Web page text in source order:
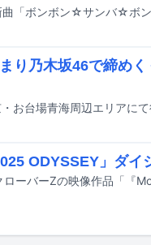
り乃木坂46で締め
ODYSSEY」ダイ